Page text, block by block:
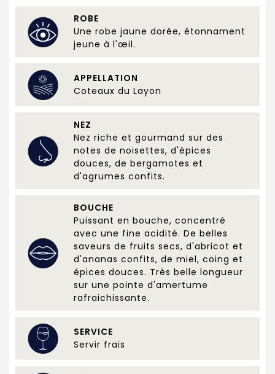
ROBE
Une robe jaune dorée, étonnament
jeune à l'œil.
APPELLATION
Coteaux du Layon
NEZ
Nez riche et gourmand sur des
notes de noisettes, d'épices
douces, de bergamotes et
d'agrumes confits.
BOUCHE
Puissant en bouche, concentré
avec une fine acidité. De belles
saveurs de fruits secs, d'abricot et
d'ananas confits, de miel, coing et
épices douces. Très belle longueur
sur une pointe d'amertume
rafraichissante.
SERVICE
Servir frais